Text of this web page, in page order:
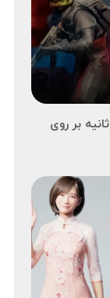
90 فریم در ثانیه بر روی